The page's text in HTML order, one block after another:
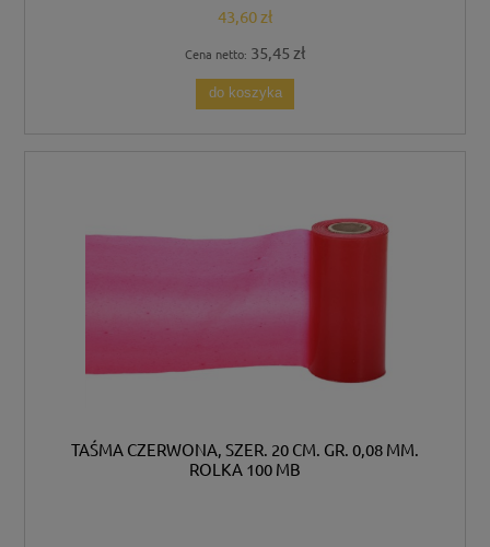
43,60 zł
Cena netto: 35,45 zł
do koszyka
TAŚMA CZERWONA, SZER. 20 CM. GR. 0,08 MM.
ROLKA 100 MB